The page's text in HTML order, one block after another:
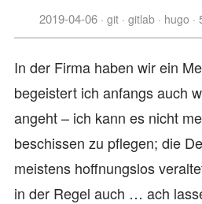
2019-04-06 git gitlab hugo
In der Firma haben wir ein
begeistert ich anfangs auch
angeht – ich kann es nicht
beschissen zu pflegen; die
meistens hoffnungslos
in der Regel auch … ach